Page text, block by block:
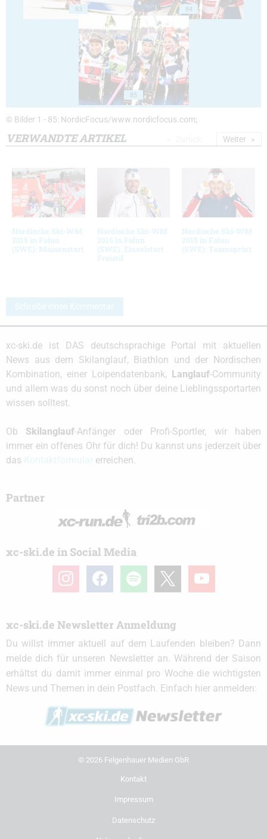
83 84
85
© Bilder 1 - 85: NordicFocus/www.nordicfocus.com;
VERWANDTE ARTIKEL
Nordische Ski-WM
2015 in Falun
(SWE): Massenstart
Nordische Ski-WM
2015 in Falun
(SWE): Einzelstart
Freistil
Nordische Ski-WM
2015 in Falun
(SWE): Teamsprint
Weiter
Schreibe einen Kommentar
xc-ski.de ist DAS deutschsprachige Portal mit aktuellen
News aus dem Skilanglauf, Biathlon und der Nordischen
Kombination, einer Loipendatenbank, Langlauf-Community
und allem was du sonst noch über deine Lieblingssportarten
wissen solltest.
Ob Skilanglauf-Anfänger oder Profi-Sportler, wir haben
immer ein offenes Ohr für dich! Du kannst uns jederzeit über
das
erreichen.
Partner
xc-ski.de in Social Media
instagramfacebook spotify youtube
xc-ski.de Newsletter Anmeldung
Du willst immer aktuell auf dem Laufenden bleiben? Dann
melde dich für unseren Newsletter an. Während der Saison
erhältst du damit immer einmal pro Woche die wichtigsten
News und Themen in dein Postfach. Einfach hier anmelden:
© 2026 Felgenhauer Medien GbR
Kontakt
Impressum
Datenschutz